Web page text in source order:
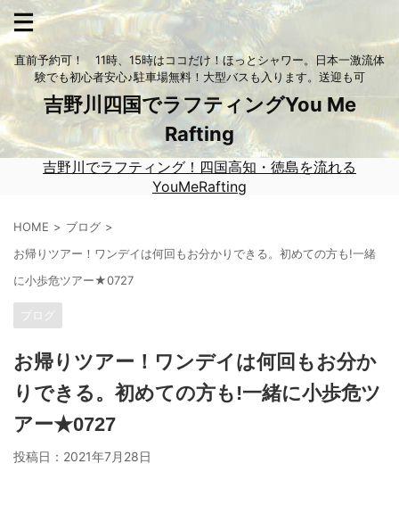
直前予約可！ 11時、15時はココだけ！ほっとシャワー。日本一激流体
験でも初心者安心♪駐車場無料！大型バスも入ります。送迎も可
吉野川四国でラフティングYou Me
Rafting
吉野川でラフティング！四国高知・徳島を流れる
YouMeRafting
HOME
ブログ
お帰りツアー！ワンデイは何回もお分かりできる。初めての方も!一緒
に小歩危ツアー★0727
ブログ
お帰りツアー！ワンデイは何回もお分か
りできる。初めての方も!一緒に小歩危ツ
アー★0727
投稿日： 2021年7月28日